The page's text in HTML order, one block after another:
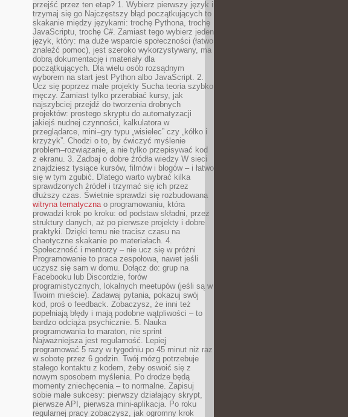
przejść przez ten etap? 1. Wybierz pierwszy język i
trzymaj się go Najczęstszy błąd początkujących to
skakanie między językami: trochę Pythona, trochę
JavaScriptu, trochę C#. Zamiast tego wybierz jeden
język, który: ma duże wsparcie społeczności (łatwo
znaleźć pomoc), jest szeroko wykorzystywany, ma
dobrą dokumentację i materiały dla
początkujących. Dla wielu osób rozsądnym
wyborem na start jest Python albo JavaScript. 2.
Ucz się poprzez małe projekty Sucha teoria szybko
męczy. Zamiast tylko przerabiać kursy, jak
najszybciej przejdź do tworzenia drobnych
projektów: prostego skryptu do automatyzacji
jakiejś nudnej czynności, kalkulatora w
przeglądarce, mini–gry typu „wisielec” czy „kółko i
krzyżyk”. Chodzi o to, by ćwiczyć myślenie
problem–rozwiązanie, a nie tylko przepisywać kod
z ekranu. 3. Zadbaj o dobre źródła wiedzy W sieci
znajdziesz tysiące kursów, filmów i blogów – i łatwo
się w tym zgubić. Dlatego warto wybrać kilka
sprawdzonych źródeł i trzymać się ich przez
dłuższy czas. Świetnie sprawdzi się rozbudowana
witryna tematycznao programowaniu, która
prowadzi krok po kroku: od podstaw składni, przez
struktury danych, aż po pierwsze projekty i dobre
praktyki. Dzięki temu nie tracisz czasu na
chaotyczne skakanie po materiałach. 4.
Społeczność i mentorzy – nie ucz się w próżni
Programowanie to praca zespołowa, nawet jeśli
uczysz się sam w domu. Dołącz do: grup na
Facebooku lub Discordzie, forów
programistycznych, lokalnych meetupów (jeśli są w
Twoim mieście). Zadawaj pytania, pokazuj swój
kod, proś o feedback. Zobaczysz, że inni też
popełniają błędy i mają podobne wątpliwości – to
bardzo odciąża psychicznie. 5. Nauka
programowania to maraton, nie sprint
Najważniejsza jest regularność. Lepiej
programować 5 razy w tygodniu po 45 minut niż raz
w sobotę przez 6 godzin. Twój mózg potrzebuje
stałego kontaktu z kodem, żeby oswoić się z
nowym sposobem myślenia. Po drodze będą
momenty zniechęcenia – to normalne. Zapisuj
sobie małe sukcesy: pierwszy działający skrypt,
pierwsze API, pierwsza mini-aplikacja. Po roku
regularnej pracy zobaczysz, jak ogromny krok